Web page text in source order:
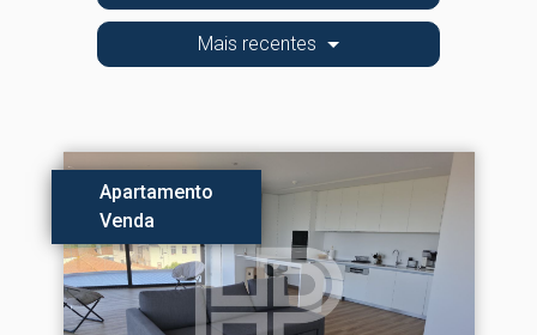
Mais recentes
Apartamento
Venda